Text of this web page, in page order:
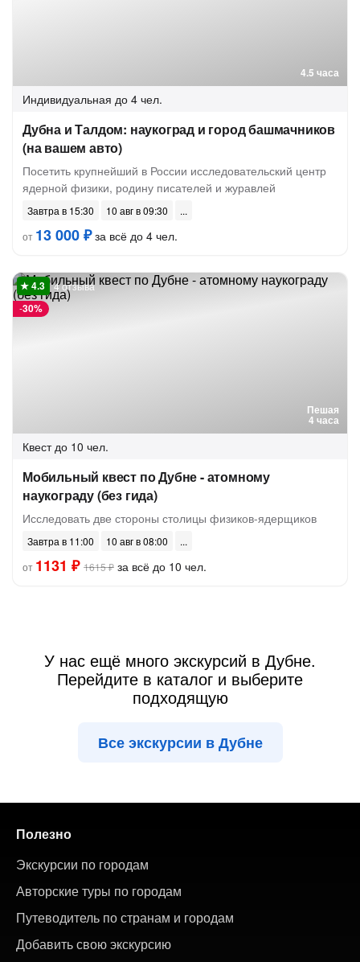
4.5 часа
Индивидуальная до 4 чел.
Дубна и Талдом: наукоград и город башмачников
(на вашем авто)
Посетить крупнейший в России исследовательский центр
ядерной физики, родину писателей и журавлей
Завтра в 15:30
10 авг в 09:30
от 13 000 ₽за всё до 4 чел.
Пешая
4 часа
-30%
4 отзыва
Квест до 10 чел.
Мобильный квест по Дубне - атомному
наукограду (без гида)
Исследовать две стороны столицы физиков-ядерщиков
Завтра в 11:00
10 авг в 08:00
от 1131 ₽ 1615 ₽ за всё до 10 чел.
У нас ещё много экскурсий в Дубне.
Перейдите в каталог и выберите
подходящую
Все экскурсии в Дубне
Полезно
Экскурсии по городам
Авторские туры по городам
Путеводитель по странам и городам
Добавить свою экскурсию